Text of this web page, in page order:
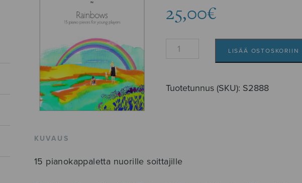
25,00€
Sateenkaaret
LISÄÄ OSTOSKORIIN
Tuotetunnus (SKU): S2888
KUVAUS
15 pianokappaletta nuorille soittajille